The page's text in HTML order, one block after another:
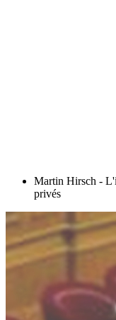
Martin Hirsch -
privés